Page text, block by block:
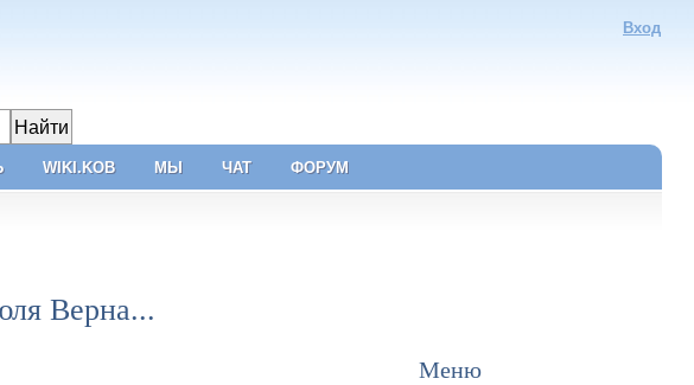
Вход
WIKI.KOB МЫ ЧАТ ФОРУМ
Верна...
Меню